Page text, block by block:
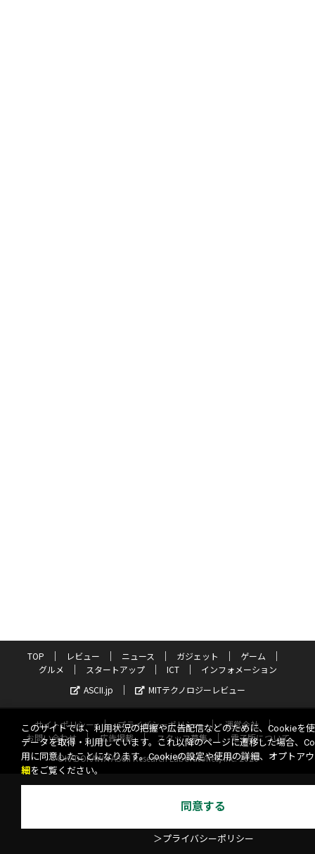
TOP レビュー ニュース ガジェット
ゲーム
グルメ
スタートアップ ICT
インフォメーション
ASCII.jp
MITテクノロジーレビュー
サイトポリシー プライバシーポリシー
運営会社
お問い合わせ
広告掲載 スタッフ募集
電子版について
©KADOKAWA ASCII Research Laboratories, Inc. 2026
このサイトでは、利用状況の把握や広告配信などのために、Cookieを
データを取得・利用しています。これ以降のページに遷移した場合、
用に同意したことになります。Cookieの設定や使用の詳細、オプトア
細 をご覧ください。
同意する
＞プライバシーポリシー